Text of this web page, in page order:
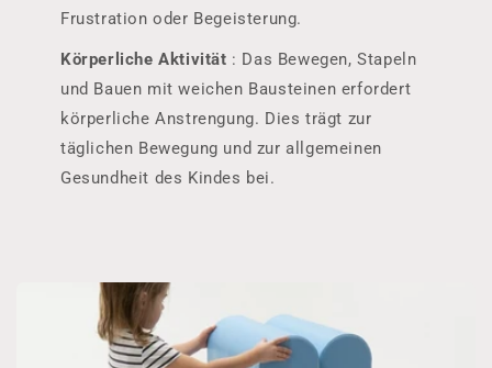
Frustration oder Begeisterung.
Körperliche Aktivität : Das Bewegen, Stapeln
und Bauen mit weichen Bausteinen erfordert
körperliche Anstrengung. Dies trägt zur
täglichen Bewegung und zur allgemeinen
Gesundheit des Kindes bei.